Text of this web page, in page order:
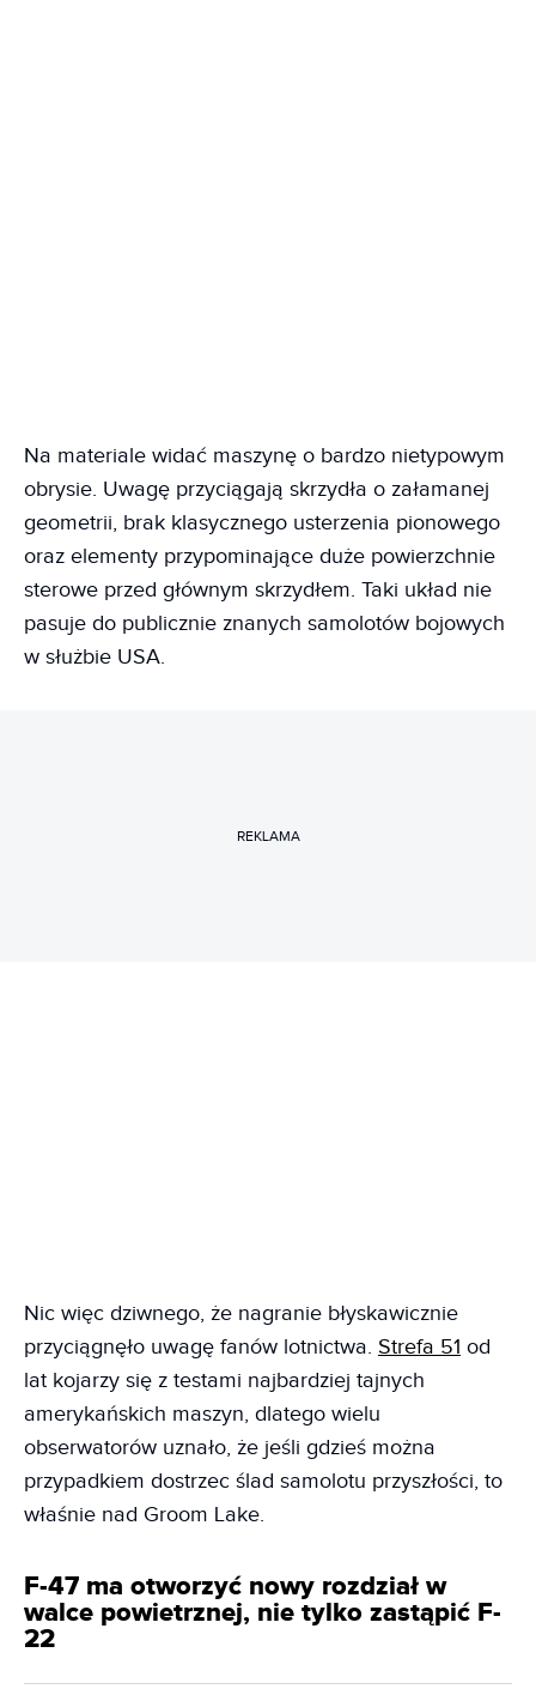
Na materiale widać maszynę o bardzo nietypowym
obrysie. Uwagę przyciągają skrzydła o załamanej
geometrii, brak klasycznego usterzenia pionowego
oraz elementy przypominające duże powierzchnie
sterowe przed głównym skrzydłem. Taki układ nie
pasuje do publicznie znanych samolotów bojowych
w służbie USA.
REKLAMA
Nic więc dziwnego, że nagranie błyskawicznie
przyciągnęło uwagę fanów lotnictwa. Strefa 51 od
lat kojarzy się z testami najbardziej tajnych
amerykańskich maszyn, dlatego wielu
obserwatorów uznało, że jeśli gdzieś można
przypadkiem dostrzec ślad samolotu przyszłości, to
właśnie nad Groom Lake.
F-47 ma otworzyć nowy rozdział w
walce powietrznej, nie tylko zastąpić F-
22